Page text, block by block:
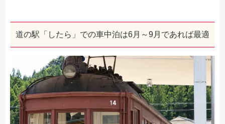
道の駅「したら」での車中泊は6月～9月であれば最適